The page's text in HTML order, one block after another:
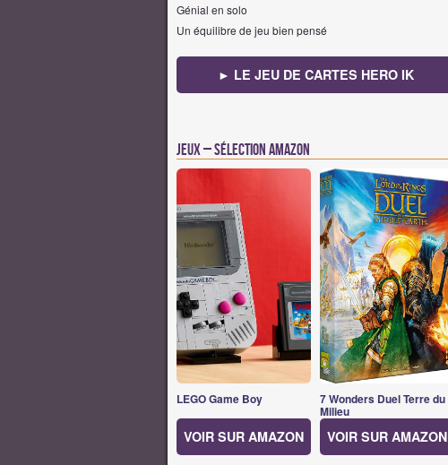
Génial en solo
Un équilibre de jeu bien pensé
► LE JEU DE CARTES HERO IK
Jeux – Sélection Amazon
LEGO Game Boy
VOIR SUR AMAZON
7 Wonders Duel Terre du
Milieu
VOIR SUR AMAZON